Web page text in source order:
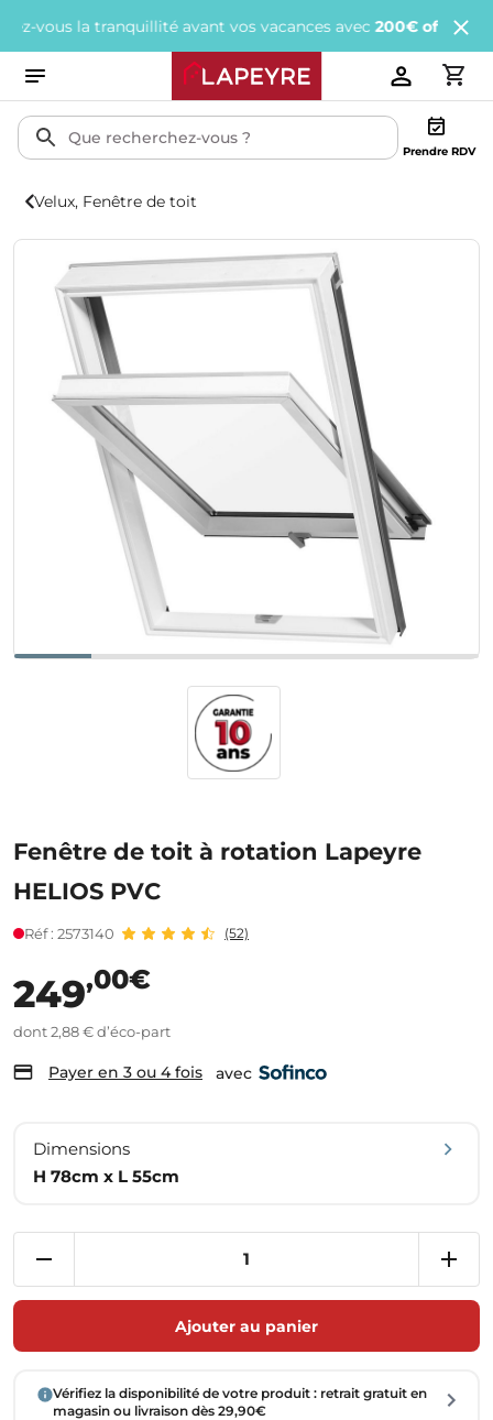
la tranquillité avant vos vacances avec200€ offerts tous les
Prendre RDV
Velux, Fenêtre de toit
Fenêtre de toit à rotation Lapeyre
HELIOS PVC
Réf : 2573140 (52)
249,00€
dont 2,88 € d’éco-part
Payer en 3 ou 4 fois avec
Dimensions
H 78cm x L 55cm
Ajouter au panier
Vérifiez la disponibilité de votre produit : retrait gratuit en
magasin ou livraison dès 29,90€